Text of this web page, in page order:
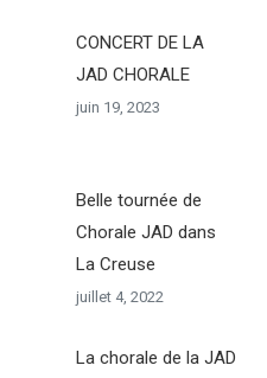
CONCERT DE LA
JAD CHORALE
juin 19, 2023
Belle tournée de
Chorale JAD dans
La Creuse
juillet 4, 2022
La chorale de la JAD